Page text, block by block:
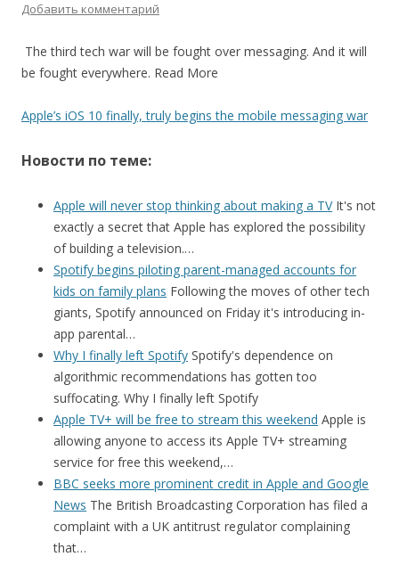
Добавить комментарий
The third tech war will be fought over messaging. And it will
be fought everywhere. Read More
Apple’s iOS 10 finally, truly begins the mobile messaging war
Новости по теме:
Apple will never stop thinking about making a TVIt's not
exactly a secret that Apple has explored the possibility
of building a television.…
Spotify begins piloting parent-managed accounts for
kids on family plans Following the moves of other tech
giants, Spotify announced on Friday it's introducing in-
app parental…
Why I finally left Spotify Spotify's dependence on
algorithmic recommendations has gotten too
suffocating. Why I finally left Spotify
Apple TV+ will be free to stream this weekend Apple is
allowing anyone to access its Apple TV+ streaming
service for free this weekend,…
BBC seeks more prominent credit in Apple and Google
News The British Broadcasting Corporation has filed a
complaint with a UK antitrust regulator complaining
that…